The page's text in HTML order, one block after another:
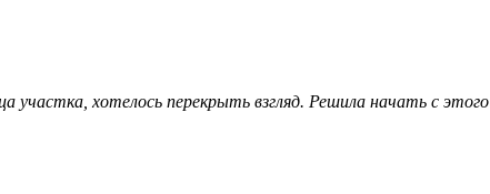
участка, хотелось перекрыть взгляд. Решила начать с этого